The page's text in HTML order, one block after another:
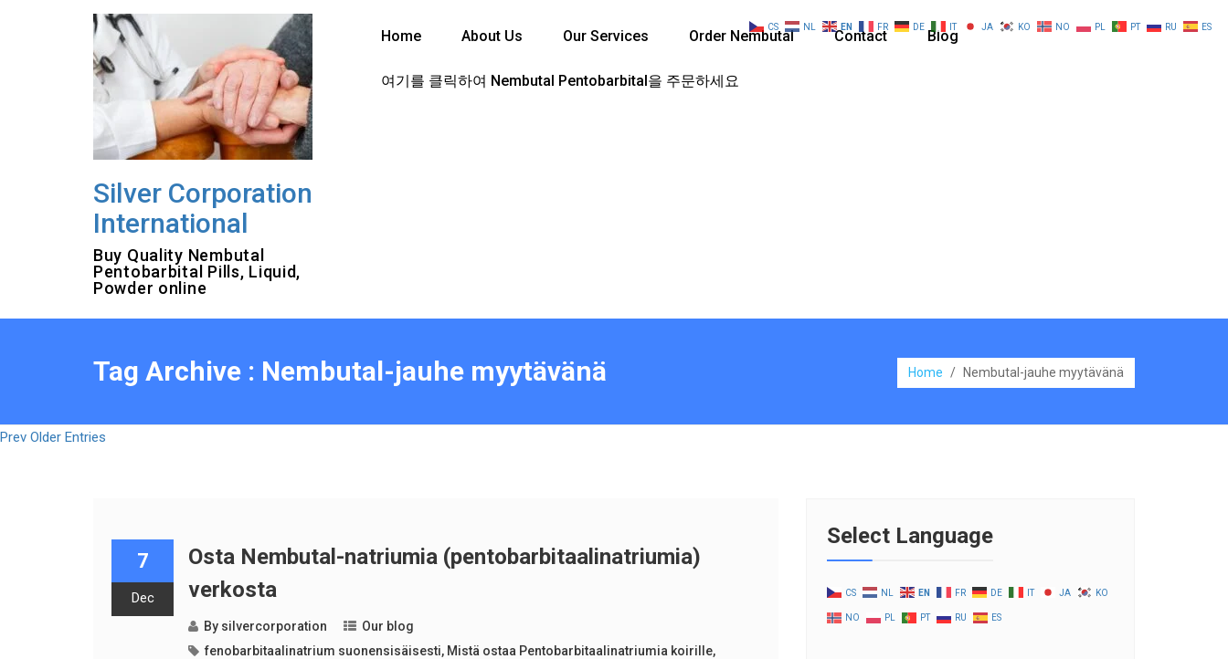
Silver Corporation
International
Buy Quality Nembutal
Pentobarbital Pills, Liquid,
Powder online
Home About Us Our Services Order Nembutal Contact Blog
여기를 클릭하여 Nembutal Pentobarbital을 주문하세요
Tag Archive : Nembutal-jauhe myytävänä Home / Nembutal-jauhe myytävänä
Prev Older Entries
7
Dec
Osta Nembutal-natriumia (pentobarbitaalinatriumia)
verkosta
By silvercorporation
Our blog
fenobarbitaalinatrium suonensisäisesti, Mistä ostaa Pentobarbitaalinatriumia koirille,
Select Language
CS NL EN FR DE IT JA KO
NO PL PT RU ES
CS NL EN FR DE IT JA KO NO PL PT RU ES